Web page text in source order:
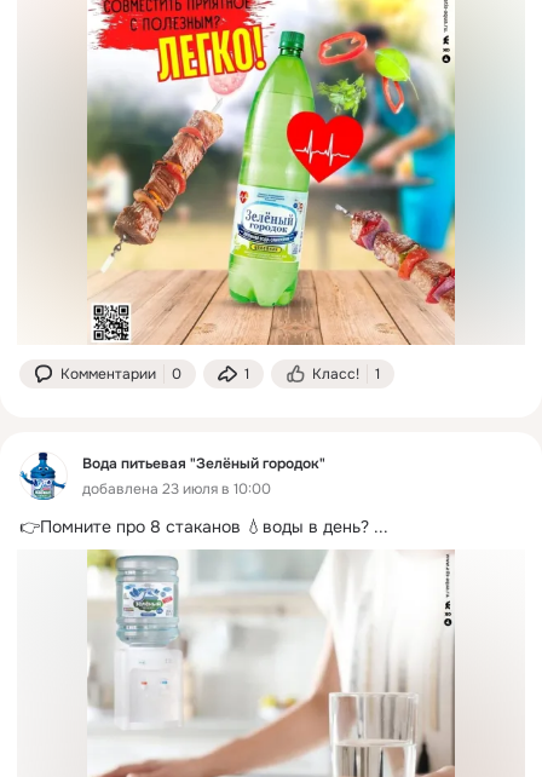
Комментарии 0 1 Класс! 1
Вода питьевая "Зелёный городок"
добавлена 23 июля в 10:00
👉Помните про 8 стаканов 💧воды в день? ...